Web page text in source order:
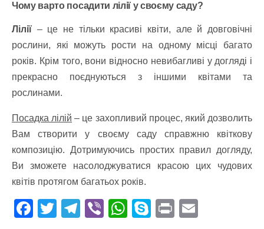
Чому варто посадити лілії у своєму саду?
Лілії – це не тільки красиві квіти, але й довговічні
рослини, які можуть рости на одному місці багато
років. Крім того, вони відносно невибагливі у догляді і
прекрасно поєднуються з іншими квітами та
рослинами.
Посадка лілій – це захопливий процес, який дозволить
Вам створити у своєму саду справжню квіткову
композицію. Дотримуючись простих правил догляду,
Ви зможете насолоджуватися красою цих чудових
квітів протягом багатьох років.
F T T Vi W S Pr